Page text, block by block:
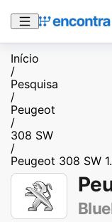
Início
/
Pesquisa
/
Peugeot
/
308 SW
/
Peugeot 308 SW